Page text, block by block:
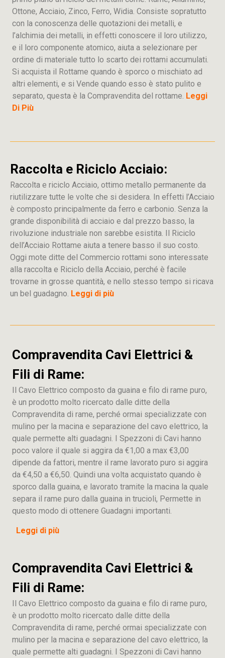
Ottone, Acciaio, Zinco, Ferro, Widia. Consiste sopratutto
con la conoscenza delle quotazioni dei metalli, e
l’alchimia dei metalli, in effetti conoscere il loro utilizzo,
e il loro componente atomico, aiuta a selezionare per
ordine di materiale tutto lo scarto dei rottami accumulati.
Si acquista il Rottame quando è sporco o mischiato ad
altri elementi, e si Vende quando esso è stato pulito e
separato, questa è la Compravendita del rottame. Leggi
Di Più
Raccolta e Riciclo Acciaio:
Raccolta e riciclo Acciaio, ottimo metallo permanente da
riutilizzare tutte le volte che si desidera. In effetti l’Acciaio
è composto principalmente da ferro e carbonio. Senza la
grande disponibilità di acciaio e dal prezzo basso, la
rivoluzione industriale non sarebbe esistita. Il Riciclo
dell’Acciaio Rottame aiuta a tenere basso il suo costo.
Oggi mote ditte del Commercio rottami sono interessate
alla raccolta e Riciclo della Acciaio, perché è facile
trovarne in grosse quantità, e nello stesso tempo si ricava
un bel guadagno. Leggi di più
Compravendita Cavi Elettrici &
Fili di Rame:
Il Cavo Elettrico composto da guaina e filo di rame puro,
è un prodotto molto ricercato dalle ditte della
Compravendita di rame, perché ormai specializzate con
mulino per la macina e separazione del cavo elettrico, la
quale permette alti guadagni. I Spezzoni di Cavi hanno
poco valore il quale si aggira da €1,00 a max €3,00
dipende da fattori, mentre il rame lavorato puro si aggira
da €4,50 a €6,50. Quindi una volta acquistato quando è
sporco dalla guaina, e lavorato tramite la macina la quale
separa il rame puro dalla guaina in trucioli, Permette in
questo modo di ottenere Guadagni importanti.
Leggi di più
Compravendita Cavi Elettrici &
Fili di Rame:
Il Cavo Elettrico composto da guaina e filo di rame puro,
è un prodotto molto ricercato dalle ditte della
Compravendita di rame, perché ormai specializzate con
mulino per la macina e separazione del cavo elettrico, la
quale permette alti guadagni. I Spezzoni di Cavi hanno